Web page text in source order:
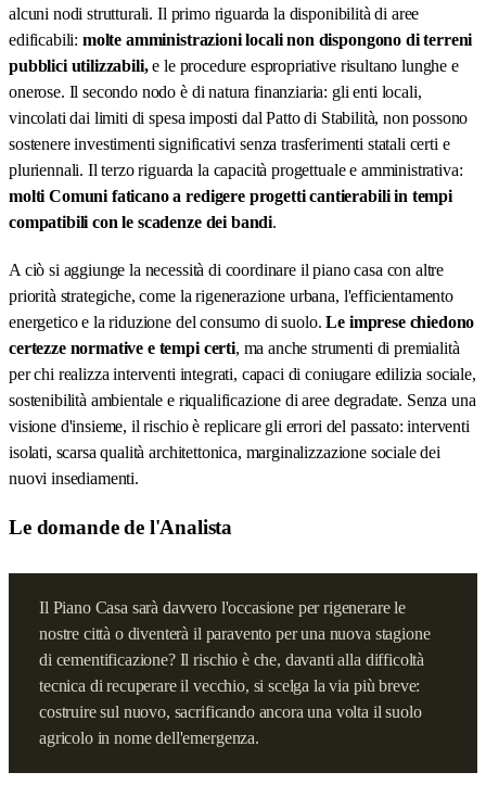
alcuni nodi strutturali. Il primo riguarda la disponibilità di aree
edificabili: molte amministrazioni locali non dispongono di terreni
pubblici utilizzabili,e le procedure espropriative risultano lunghe e
onerose. Il secondo nodo è di natura finanziaria: gli enti locali,
vincolati dai limiti di spesa imposti dal Patto di Stabilità, non possono
sostenere investimenti significativi senza trasferimenti statali certi e
pluriennali. Il terzo riguarda la capacità progettuale e amministrativa:
molti Comuni faticano a redigere progetti cantierabili in tempi
compatibili con le scadenze dei bandi.
A ciò si aggiunge la necessità di coordinare il piano casa con altre
priorità strategiche, come la rigenerazione urbana, l'efficientamento
energetico e la riduzione del consumo di suolo.Le imprese chiedono
certezze normative e tempi certi, ma anche strumenti di premialità
per chi realizza interventi integrati, capaci di coniugare edilizia sociale,
sostenibilità ambientale e riqualificazione di aree degradate. Senza una
visione d'insieme, il rischio è replicare gli errori del passato: interventi
isolati, scarsa qualità architettonica, marginalizzazione sociale dei
nuovi insediamenti.
Le domande de l'Analista
Il Piano Casa sarà davvero l'occasione per rigenerare le
nostre città o diventerà il paravento per una nuova stagione
di cementificazione? Il rischio è che, davanti alla difficoltà
tecnica di recuperare il vecchio, si scelga la via più breve:
costruire sul nuovo, sacrificando ancora una volta il suolo
agricolo in nome dell'emergenza.